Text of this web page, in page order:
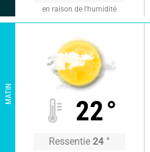
en raison de l'humidité
MATIN
22°
Ressentie 24 °